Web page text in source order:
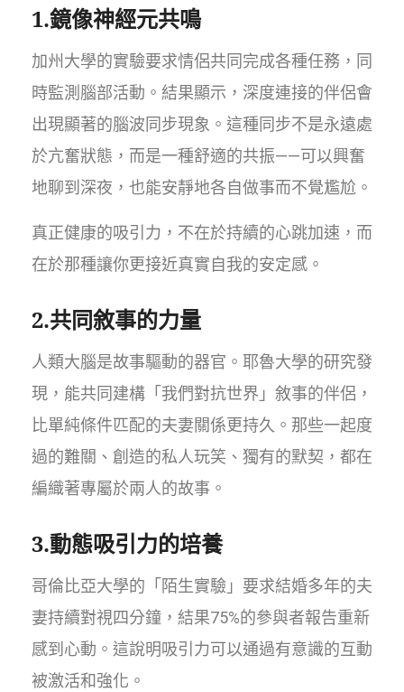
1.鏡像神經元共鳴
加州大學的實驗要求情侶共同完成各種任務，同
時監測腦部活動。結果顯示，深度連接的伴侶會
出現顯著的腦波同步現象。這種同步不是永遠處
於亢奮狀態，而是一種舒適的共振——可以興奮
地聊到深夜，也能安靜地各自做事而不覺尷尬。
真正健康的吸引力，不在於持續的心跳加速，而
在於那種讓你更接近真實自我的安定感。
2.共同敘事的力量
人類大腦是故事驅動的器官。耶魯大學的研究發
現，能共同建構「我們對抗世界」敘事的伴侶，
比單純條件匹配的夫妻關係更持久。那些一起度
過的難關、創造的私人玩笑、獨有的默契，都在
編織著專屬於兩人的故事。
3.動態吸引力的培養
哥倫比亞大學的「陌生實驗」要求結婚多年的夫
妻持續對視四分鐘，結果75%的參與者報告重新
感到心動。這說明吸引力可以通過有意識的互動
被激活和強化。